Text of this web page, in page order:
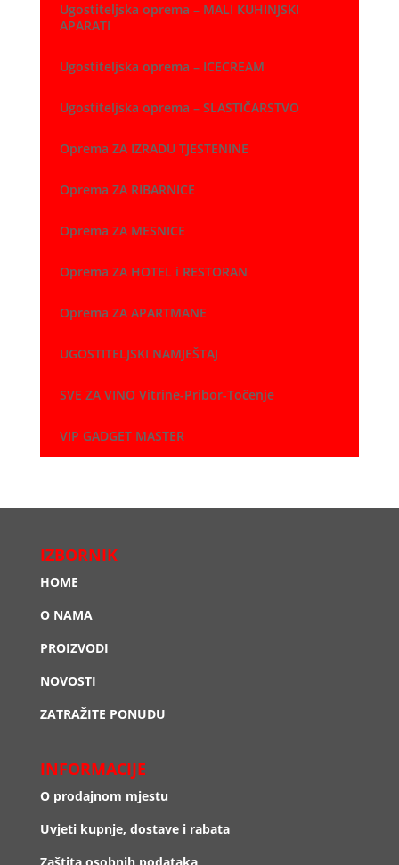
Ugostiteljska oprema – MALI KUHINJSKI
APARATI
Ugostiteljska oprema – ICECREAM
Ugostiteljska oprema – SLASTIČARSTVO
Oprema ZA IZRADU TJESTENINE
Oprema ZA RIBARNICE
Oprema ZA MESNICE
Oprema ZA HOTEL i RESTORAN
Oprema ZA APARTMANE
UGOSTITELJSKI NAMJEŠTAJ
SVE ZA VINO Vitrine-Pribor-Točenje
VIP GADGET MASTER
IZBORNIK
HOME
O NAMA
PROIZVODI
NOVOSTI
ZATRAŽITE PONUDU
INFORMACIJE
O prodajnom mjestu
Uvjeti kupnje, dostave i rabata